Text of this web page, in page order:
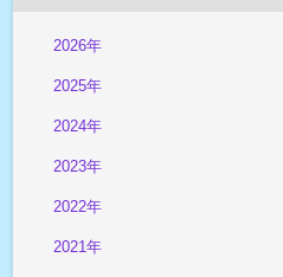
2026年
2025年
2024年
2023年
2022年
2021年